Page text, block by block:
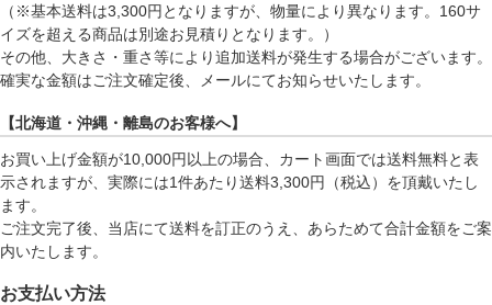
（※基本送料は3,300円となりますが、物量により異なります。160サ
イズを超える商品は別途お見積りとなります。）
その他、大きさ・重さ等により追加送料が発生する場合がございます。
確実な金額はご注文確定後、メールにてお知らせいたします。
【北海道・沖縄・離島のお客様へ】
お買い上げ金額が10,000円以上の場合、カート画面では送料無料と表
示されますが、実際には1件あたり送料3,300円（税込）を頂戴いたし
ます。
ご注文完了後、当店にて送料を訂正のうえ、あらためて合計金額をご案
内いたします。
お支払い方法